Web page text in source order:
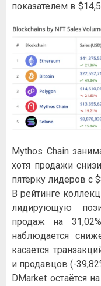
показателем в
Mythos Chain
хотя продажи
пятёрку лидеров с
В рейтинге
лидирующую
продаж на
наблюдается
касается
и продавцов (-
DMarket остаётся